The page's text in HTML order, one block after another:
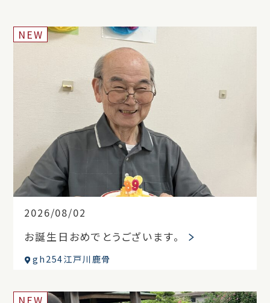
2026/08/02
NEW
お誕生日おめでとうございます。
gh254江戸川鹿骨
NEW